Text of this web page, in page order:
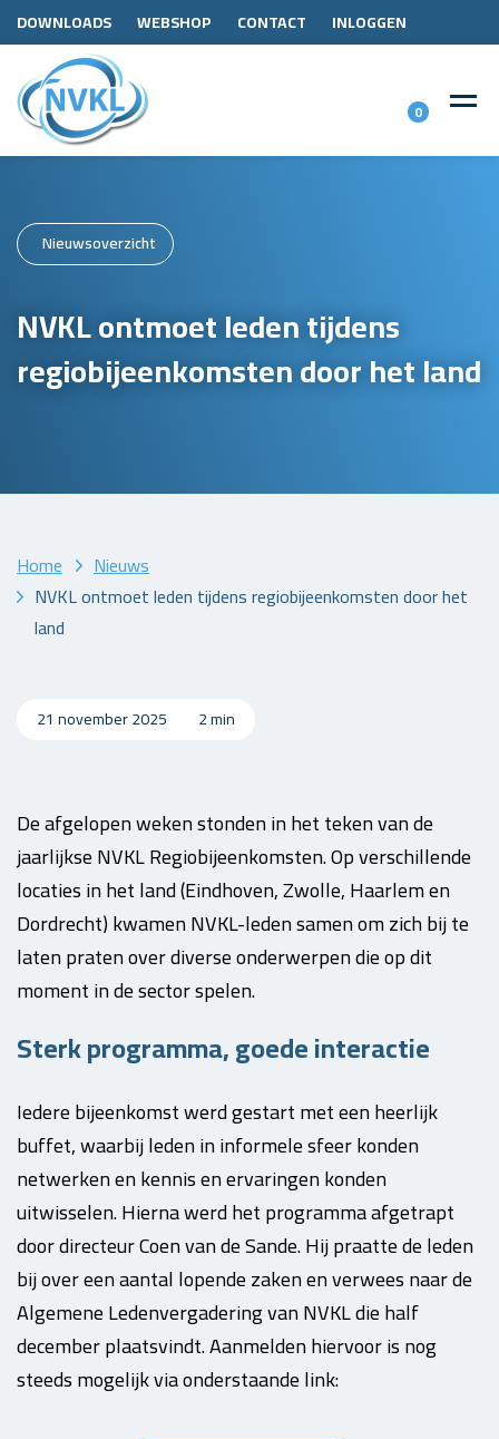
DOWNLOADS WEBSHOP CONTACT INLOGGEN
0
Nieuwsoverzicht
NVKL ontmoet leden tijdens
regiobijeenkomsten door het land
Home
Nieuws
NVKL ontmoet leden tijdens regiobijeenkomsten door het
land
21 november 2025 2 min
De afgelopen weken stonden in het teken van de
jaarlijkse NVKL Regiobijeenkomsten. Op verschillende
locaties in het land (Eindhoven, Zwolle, Haarlem en
Dordrecht) kwamen NVKL-leden samen om zich bij te
laten praten over diverse onderwerpen die op dit
moment in de sector spelen.
Sterk programma, goede interactie
Iedere bijeenkomst werd gestart met een heerlijk
buffet, waarbij leden in informele sfeer konden
netwerken en kennis en ervaringen konden
uitwisselen. Hierna werd het programma afgetrapt
door directeur Coen van de Sande. Hij praatte de leden
bij over een aantal lopende zaken en verwees naar de
Algemene Ledenvergadering van NVKL die half
december plaatsvindt. Aanmelden hiervoor is nog
steeds mogelijk via onderstaande link: